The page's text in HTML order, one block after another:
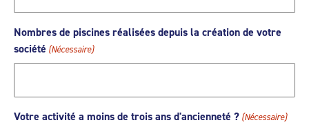
Nombres de piscines réalisées depuis la création de votre
société (Nécessaire)
Votre activité a moins de trois ans d'ancienneté ? (Nécessaire)